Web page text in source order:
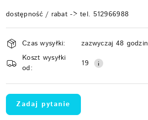
dostępność / rabat -> tel. 512966988
Wyślij
Dostępność
i
dostawa
Czas wysyłki:
zazwyczaj 48 godzin
Koszt wysyłki
od:
19
Zadaj pytanie